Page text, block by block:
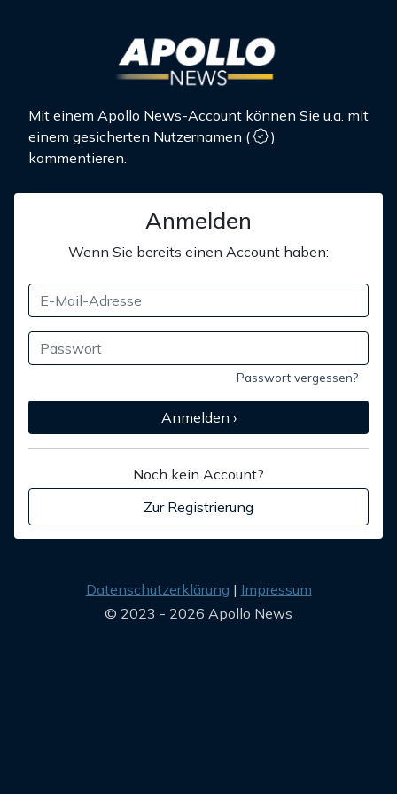
Mit einem Apollo News-Account können Sie u.a. mit
einem gesicherten Nutzernamen (
)
kommentieren.
Anmelden
Wenn Sie bereits einen Account haben:
Passwort vergessen?
Anmelden ›
Noch kein Account?
Zur Registrierung
Datenschutzerklärung
Impressum
© 2023 - 2026 Apollo News